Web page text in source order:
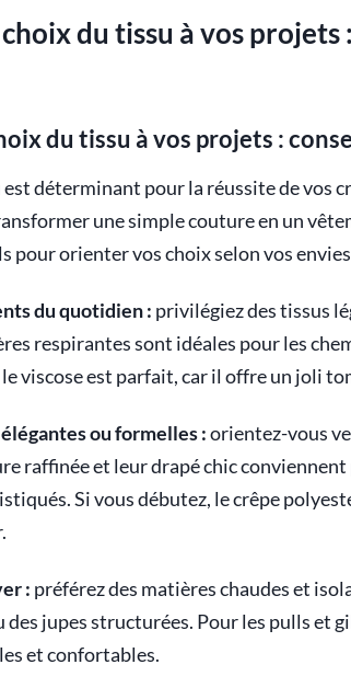
du tissu à vos projets
du tissu à vos projets :
est déterminant pour la réussite de vos
une simple couture en un
pour orienter vos choix selon vos
du quotidien : privilégiez des tissus
respirantes sont idéales pour les
viscose est parfait, car il offre un joli
ou formelles :orientez-vous
raffinée et leur drapé chic
Si vous débutez, le crêpe
: préférez des matières chaudes et
des jupes structurées. Pour les pulls et
et confortables.